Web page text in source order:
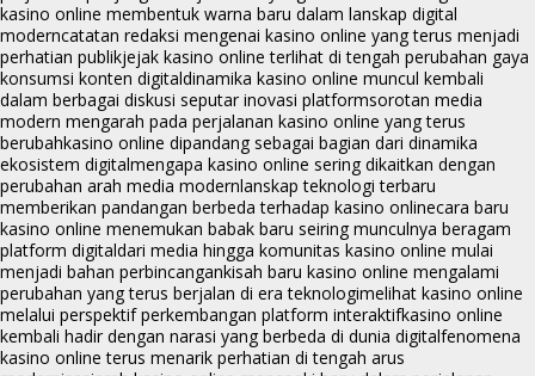
kasino online membentuk warna baru dalam lanskap digital
moderncatatan redaksi mengenai kasino online yang terus menjadi
perhatian publikjejak kasino online terlihat di tengah perubahan gaya
konsumsi konten digitaldinamika kasino online muncul kembali
dalam berbagai diskusi seputar inovasi platformsorotan media
modern mengarah pada perjalanan kasino online yang terus
berubahkasino online dipandang sebagai bagian dari dinamika
ekosistem digitalmengapa kasino online sering dikaitkan dengan
perubahan arah media modernlanskap teknologi terbaru
memberikan pandangan berbeda terhadap kasino onlinecara baru
kasino online menemukan babak baru seiring munculnya beragam
platform digitaldari media hingga komunitas kasino online mulai
menjadi bahan perbincangankisah baru kasino online mengalami
perubahan yang terus berjalan di era teknologimelihat kasino online
melalui perspektif perkembangan platform interaktifkasino online
kembali hadir dengan narasi yang berbeda di dunia digitalfenomena
kasino online terus menarik perhatian di tengah arus